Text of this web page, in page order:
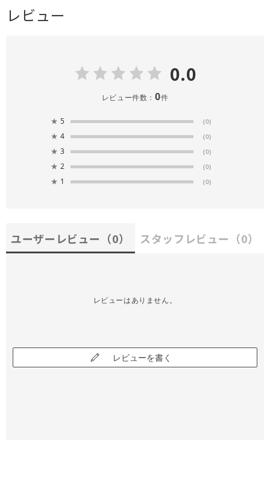
レビュー
0.0
レビュー件数： 0件
★ 5 (0)
★ 4 (0)
★ 3 (0)
★ 2 (0)
★ 1 (0)
ユーザーレビュー （0） スタッフレビュー （0）
レビューはありません。
レビューを書く